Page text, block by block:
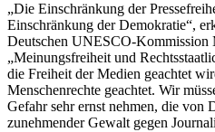
„Die Einschränkung der
Einschränkung der Demokratie“,
Deutschen UNESCO-Kommission
„Meinungsfreiheit und
die Freiheit der Medien geachtet
Menschenrechte geachtet. Wir
Gefahr sehr ernst nehmen, die von
zunehmender Gewalt gegen